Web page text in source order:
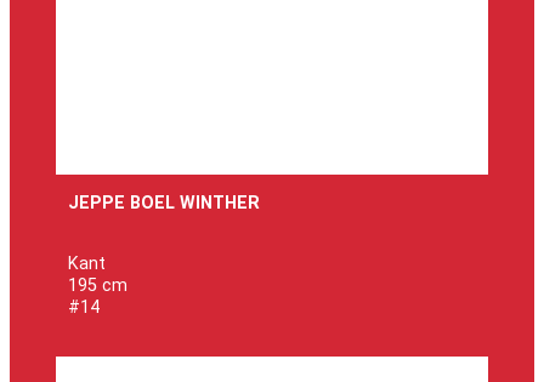
JEPPE BOEL WINTHER
Kant
195 cm
#14